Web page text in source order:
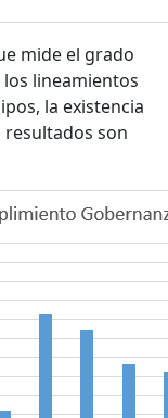
mide el grado
lineamientos
la existencia
resultados son